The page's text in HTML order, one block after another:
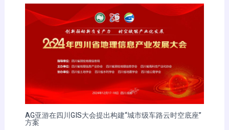
AG亚游在四川GIS大会提出构建“城市级车路云时空底座”
方案